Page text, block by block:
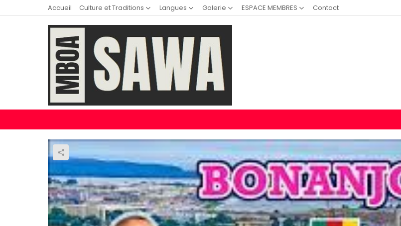
Accueil Culture et Traditions Langues Galerie ESPACE MEMBRES Contact